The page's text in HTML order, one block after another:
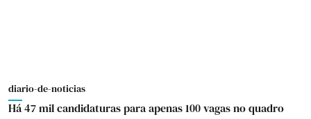
diario-de-noticias
Há 47 mil candidaturas para apenas 100 vagas no quadro